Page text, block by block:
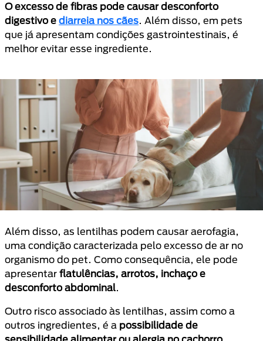
O excesso de fibras pode causar desconforto
digestivo e diarreia nos cães. Além disso, em pets
que já apresentam condições gastrointestinais, é
melhor evitar esse ingrediente.
Além disso, as lentilhas podem causar aerofagia,
uma condição caracterizada pelo excesso de ar no
organismo do pet. Como consequência, ele pode
apresentar flatulências, arrotos, inchaço e
desconforto abdominal.
Outro risco associado às lentilhas, assim como a
outros ingredientes, é a possibilidade de